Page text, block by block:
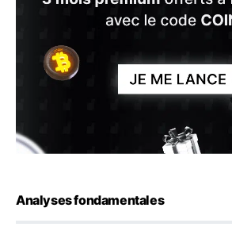
Analyses fondamentales